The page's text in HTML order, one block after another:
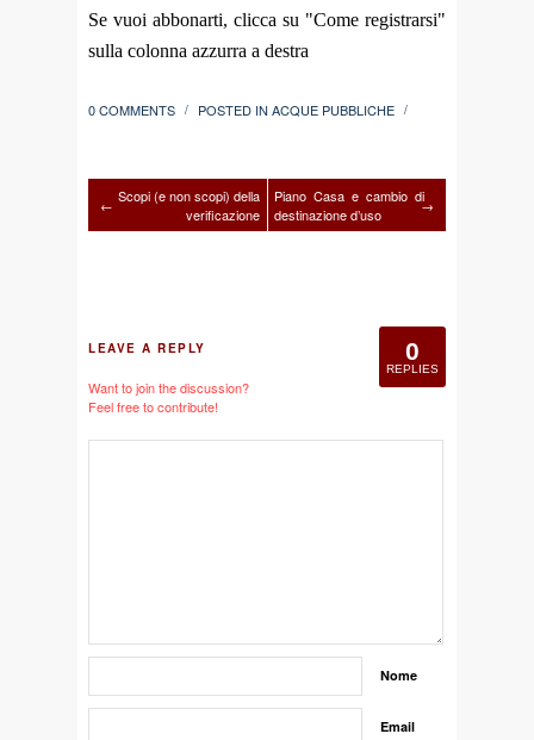
Se vuoi abbonarti, clicca su "Come registrarsi"
sulla colonna azzurra a destra
0 COMMENTS / POSTED IN ACQUE PUBBLICHE /
← Scopi (e non scopi) della
verificazione
Piano Casa e cambio di
destinazione d’uso
→
0
REPLIES
LEAVE A REPLY
Want to join the discussion?
Feel free to contribute!
Nome
Email